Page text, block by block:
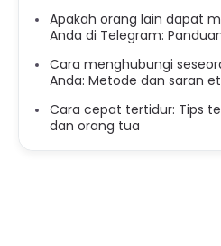
Apakah orang lain dapat
Anda di Telegram:
Cara menghubungi
Anda: Metode dan saran
Cara cepat tertidur: Tips
dan orang tua